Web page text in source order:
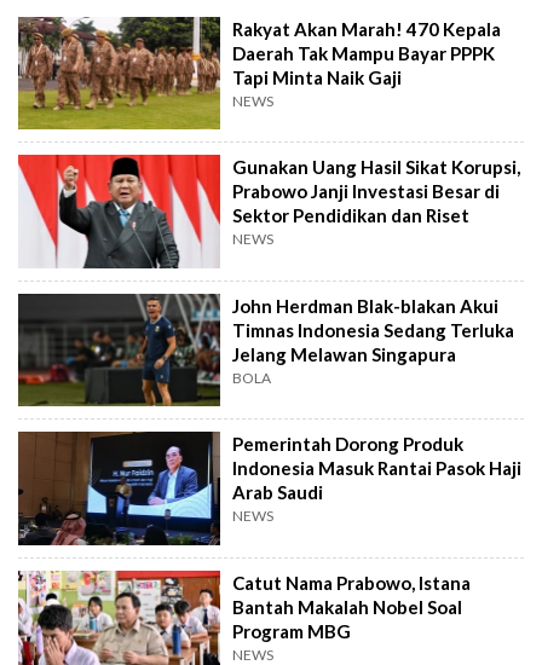
Rakyat Akan Marah! 470 Kepala
Daerah Tak Mampu Bayar PPPK
Tapi Minta Naik Gaji
NEWS
Gunakan Uang Hasil Sikat Korupsi,
Prabowo Janji Investasi Besar di
Sektor Pendidikan dan Riset
NEWS
John Herdman Blak-blakan Akui
Timnas Indonesia Sedang Terluka
Jelang Melawan Singapura
BOLA
Pemerintah Dorong Produk
Indonesia Masuk Rantai Pasok Haji
Arab Saudi
NEWS
Catut Nama Prabowo, Istana
Bantah Makalah Nobel Soal
Program MBG
NEWS